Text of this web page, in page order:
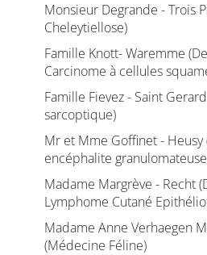
Monsieur Degrande - Trois
Cheleytiellose)
Famille Knott- Waremme
Carcinome à cellules
Famille Fievez - Saint
sarcoptique)
Mr et Mme Goffinet - Heusy
encéphalite
Madame Margrève - Recht
Lymphome Cutané
Madame Anne Verhaegen
(Médecine Féline)